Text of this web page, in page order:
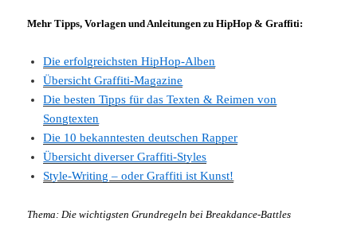
Mehr Tipps, Vorlagen und Anleitungen zu HipHop & Graffiti:
Die erfolgreichsten HipHop-Alben
Übersicht Graffiti-Magazine
Die besten Tipps für das Texten & Reimen von
Songtexten
Die 10 bekanntesten deutschen Rapper
Übersicht diverser Graffiti-Styles
Style-Writing – oder Graffiti ist Kunst!
Thema:Die wichtigsten Grundregeln bei Breakdance-Battles